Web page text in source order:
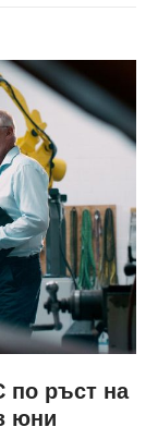
по ръст на
юни